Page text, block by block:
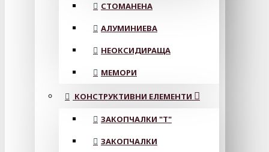
СТОМАНЕНА
АЛУМИНИЕВА
НЕОКСИДИРАЩА
МЕМОРИ
КОНСТРУКТИВНИ ЕЛЕМЕНТИ
ЗАКОПЧАЛКИ "Т"
ЗАКОПЧАЛКИ